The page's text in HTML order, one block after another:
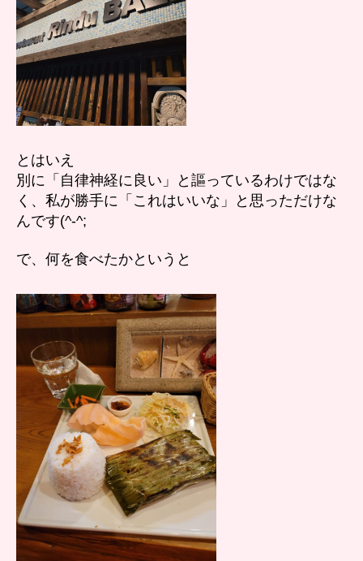
ュ
ー
食
て
き
た
とはいえ
別に「自律神経に良い」と謳っているわけではな
く、私が勝手に「これはいいな」と思っただけな
んです(^-^;
で、何を食べたかというと